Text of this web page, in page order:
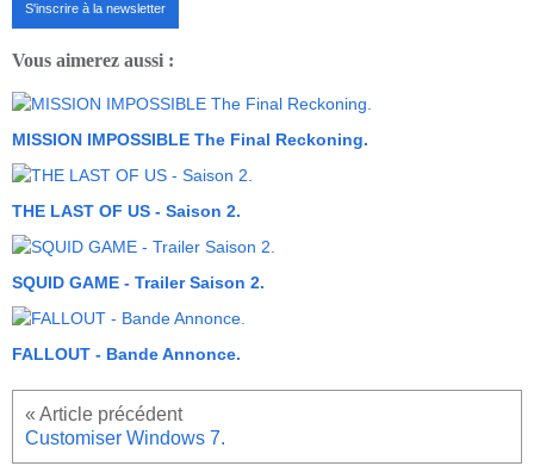
S'inscrire à la newsletter
Vous aimerez aussi :
MISSION IMPOSSIBLE The Final Reckoning.
THE LAST OF US - Saison 2.
SQUID GAME - Trailer Saison 2.
FALLOUT - Bande Annonce.
Customiser Windows 7.